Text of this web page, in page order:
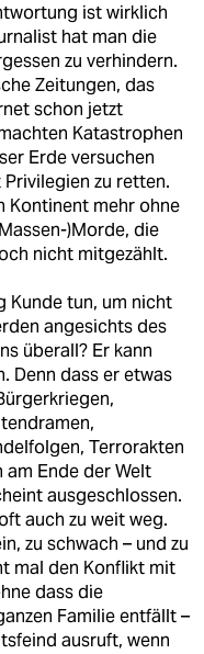
ist wirklich
hat man die
zu verhindern.
Zeitungen, das
schon jetzt
Katastrophen
Erde versuchen
zu retten.
Kontinent mehr ohne
)Morde, die
nicht mitgezählt.
Kunde tun, um nicht
angesichts des
überall? Er kann
Denn dass er etwas
Terrorakten
Ende der Welt
ausgeschlossen.
auch zu weit weg.
zu schwach – und zu
mal den Konflikt mit
dass die
Familie entfällt –
ausruft, wenn